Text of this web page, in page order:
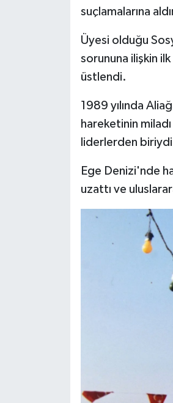
suçlamalarına
Üyesi olduğu
sorununa ilişkin
üstlendi.
1989 yılında
hareketinin
liderlerden
Ege Denizi'nde
uzattı ve